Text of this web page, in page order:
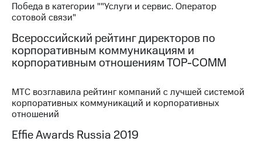
МТС
о технологиях
Достижения
Финансовая
отчетность
Контакты
Победа в категории ""Услуги и сервис. Оператор
сотовой связи"
Всероссийский рейтинг директоров по
корпоративным коммуникациям и
корпоративным отношениям ТОР-СОММ
МТС возглавила рейтинг компаний с лучшей системой
корпоративных коммуникаций и корпоративных
отношений
Effie Awards Russia 2019